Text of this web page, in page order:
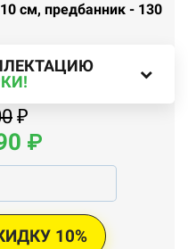
см, предбанник - 130
₽
₽
10%